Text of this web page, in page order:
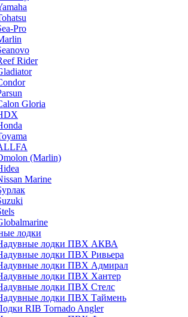
Pro
Rider
Gloria
(Marlin)
Marine
лодки
лодки ПВХ АКВА
лодки ПВХ Ривьера
лодки ПВХ Адмирал
лодки ПВХ Хантер
лодки ПВХ Стелс
лодки ПВХ Таймень
RIB Tornado Angler